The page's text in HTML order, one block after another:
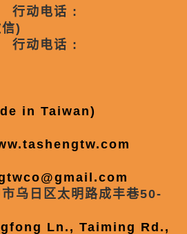
行动电话 :
)
行动电话 :
in Taiwan)
乌日区太明路成丰巷50-
Ln., Taiming Rd.,